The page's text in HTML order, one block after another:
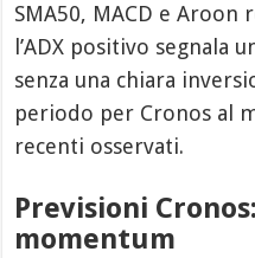
SMA50, MACD e
l’ADX positivo segnala
senza una chiara
periodo per Cronos al
recenti osservati.
Previsioni
momentum